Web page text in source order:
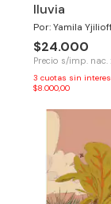
lluvia
Por: Yamila
$24.000
Precio s/imp. nac.
3 cuotas sin
$8.000,00